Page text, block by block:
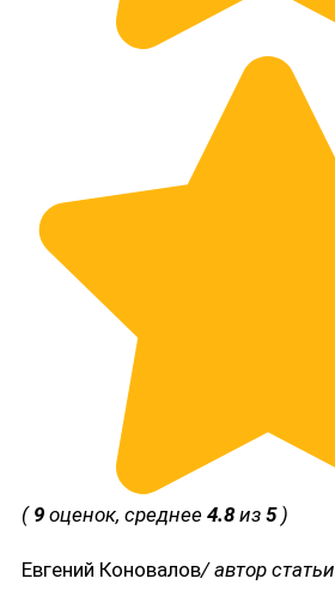
( 9 оценок, среднее 4.8 из 5)
Евгений Коновалов/ автор статьи